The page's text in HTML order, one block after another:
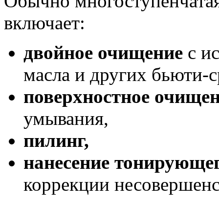
включает:
двойное очищение с
масла и других бьюти-
поверхностное
умывания,
пилинг,
нанесение
коррекции